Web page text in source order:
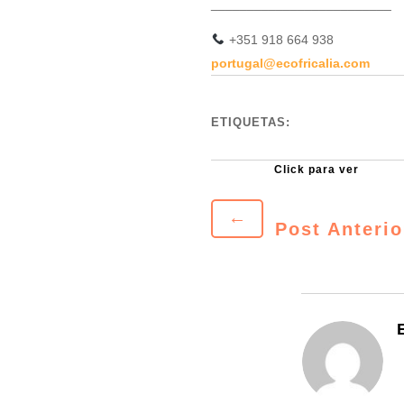
+351 918 664 938
portugal@ecofricalia.com
ETIQUETAS:
←
Post